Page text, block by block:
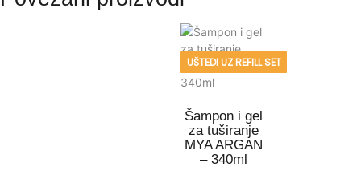
UŠTEDI UZ REFILL SET
Šampon i gel
za tuširanje
MYA ARGAN
– 340ml